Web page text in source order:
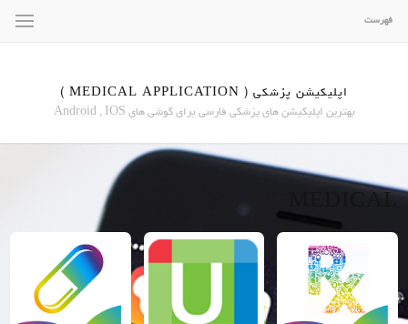
فهرست
اپلیکیشن پزشکی ( MEDICAL APPLICATION )
بهترین اپلیکیشن های پزشکی فارسی برای گوشی های Android , IOS
MEDICAL